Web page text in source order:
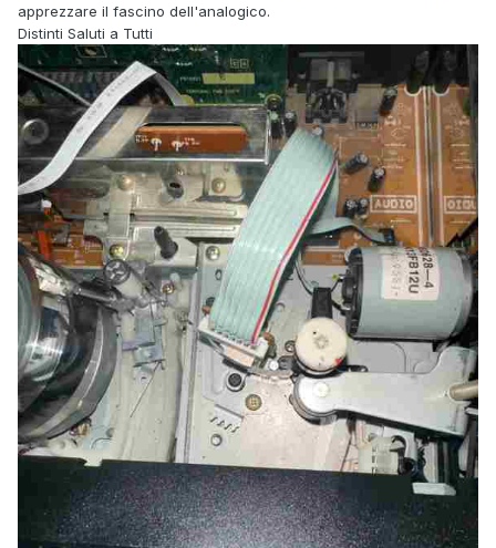
apprezzare il fascino dell'analogico.
Distinti Saluti a Tutti